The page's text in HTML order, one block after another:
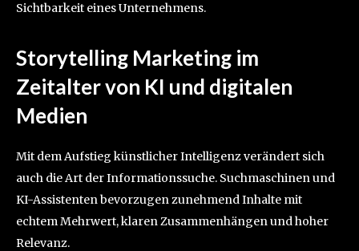
Sichtbarkeit eines Unternehmens.
Storytelling Marketing im
Zeitalter von KI und digitalen
Medien
Mit dem Aufstieg künstlicher Intelligenz verändert sich
auch die Art der Informationssuche. Suchmaschinen und
KI-Assistenten bevorzugen zunehmend Inhalte mit
echtem Mehrwert, klaren Zusammenhängen und hoher
Relevanz.